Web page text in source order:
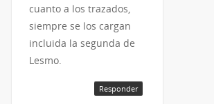
cuanto a los trazados,
siempre se los cargan
incluida la segunda de
Lesmo.
Responder